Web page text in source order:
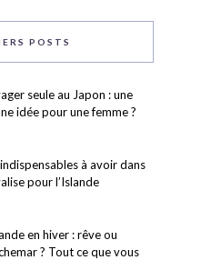
POSTS
seule au Japon : une
idée pour une femme ?
à avoir dans
pour l’Islande
en hiver : rêve ou
? Tout ce que vous